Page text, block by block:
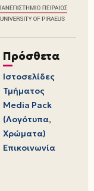
Πρόσθετα
Ιστοσελίδες
Τμήματος
Media Pack
(Λογότυπα,
Χρώματα)
Επικοινωνία